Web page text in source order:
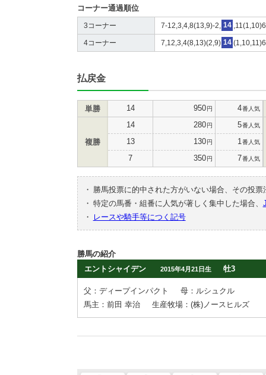
コーナー通過順位
3コーナー 7-12,3,4,8(13,9)-2, 14
4コーナー 7,12,3,4(8,13)(2,9) 14
払戻金
単勝 14 950円 4番人気
複勝
14 280円 5番人気
13 130円 1 番人気
7 350円 7番人気
・
勝馬投票に的中された方がいない場合、その投
・ 特定の馬番・組番に人気が著しく集中した場合、
・
レースや騎手等につく記号
勝馬の紹介
エントシャイデン
2015年4月21日生 牡3
父：ディープインパクト
母：ルシュクル
馬主：前田 幸治
生産牧場：(株)ノースヒルズ